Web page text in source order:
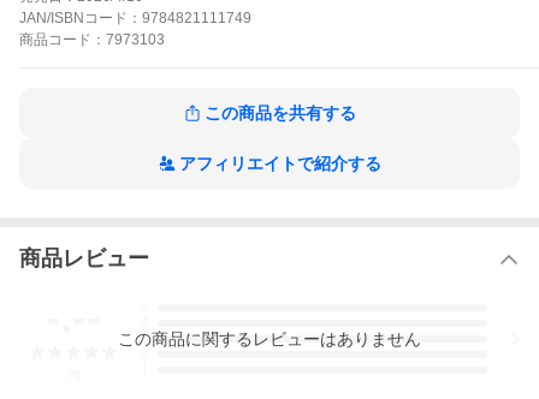
SKU 9784821111749
JAN/ISBNコード： 9784821111749
商品 コード： 7973103
この商品を共有する
アフィリエイトで紹介する
商品レビュー
3
この商品に関するレビューはありません